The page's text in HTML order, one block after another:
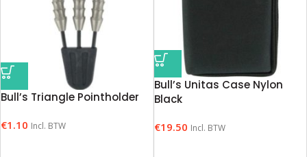
Bull’s Triangle Pointholder
€1.10 Incl. BTW
Bull’s Unitas Case Nylon
Black
€19.50 Incl. BTW